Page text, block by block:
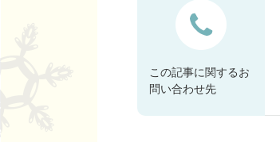
この記事に関するお
問い合わせ先